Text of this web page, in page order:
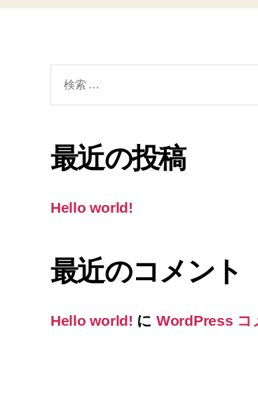
最近の投稿
Hello world!
最近のコメント
Hello world! に WordPress コ